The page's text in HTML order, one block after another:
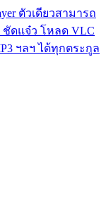
ตัวเดียวสามารถ
ชัดแจ๋ว โหลด VLC
ฯลฯ ได้ทุกตระกูล